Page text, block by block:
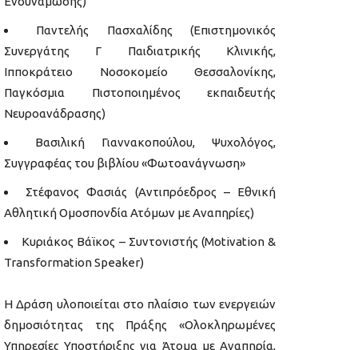
Παντελής Πασχαλίδης (Επιστημονικός
Συνεργάτης Γ Παιδιατρικής Κλινικής,
Ιπποκράτειο Νοσοκομείο Θεσσαλονίκης,
Παγκόσμια Πιστοποιημένος εκπαιδευτής
Νευροανάδρασης)
Βασιλική Γιαννακοπούλου, Ψυχολόγος,
Συγγραφέας του βιβλίου «Φωτοανάγνωση»
Στέφανος Φασιάς (Αντιπρόεδρος – Εθνική
Αθλητική Ομοσπονδία Ατόμων με Αναπηρίες)
Κυριάκος Βάϊκος – Συντονιστής (Motivation &
Transformation Speaker)
Η Δράση υλοποιείται στο πλαίσιο των ενεργειών
δημοσιότητας της Πράξης «Ολοκληρωμένες
Υπηρεσίες Υποστήριξης για Άτομα με Αναπηρία,